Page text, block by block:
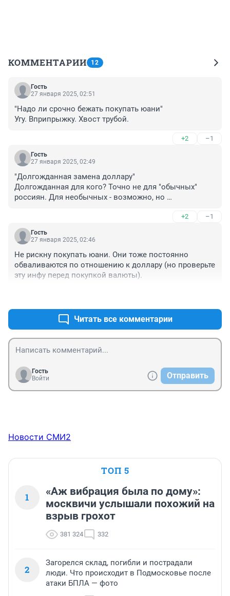
КОММЕНТАРИИ 12
Гость
27 января 2025, 02:51
"Надо ли срочно бежать покупать юани"
Угу. Вприпрыжку. Хвост трубой.
+2 –1
Гость
27 января 2025, 02:49
"Долгожданная замена доллару"
Долгожданная для кого? Точно не для "обычных"
россиян. Для необычных - возможно, но
+2 –1
Гость
27 января 2025, 02:46
Не рискну покупать юани. Они тоже постоянно
обваливаются по отношению к доллару (но проверьте
эту инфу перед покупкой валюты).
Читать все комментарии
Гость
Войти
Отправить
Новости СМИ2
ТОП 5
1
«Аж вибрация была по дому»:
москвичи услышали похожий на
взрыв грохот
381 324 332
2
Загорелся склад, погибли и пострадали
люди. Что происходит в Подмосковье после
атаки БПЛА — фото